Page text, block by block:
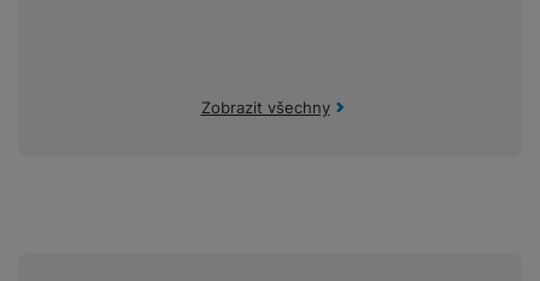
Zobrazit všechny